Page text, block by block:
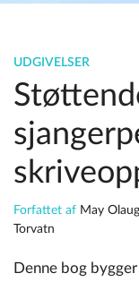
UDGIVELSER
Forfattet af May
Torvatn
Denne bog